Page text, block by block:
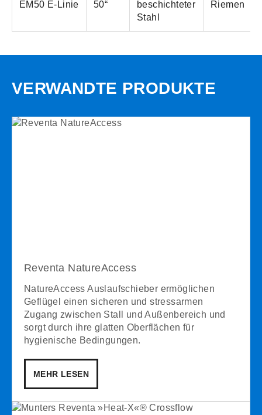
EM50 E-Linie 50“
beschichteter
Stahl
Riemen
VERWANDTE PRODUKTE
Reventa NatureAccess
NatureAccess Auslaufschieber ermöglichen
Geflügel einen sicheren und stressarmen
Zugang zwischen Stall und Außenbereich und
sorgt durch ihre glatten Oberflächen für
hygienische Bedingungen.
MEHR LESEN